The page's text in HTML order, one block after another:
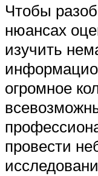
Чтобы
нюансах
изучить
огромное
провести